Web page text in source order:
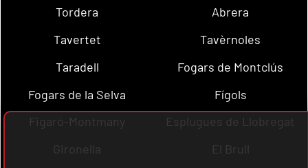
Tordera
Abrera
Tavertet
Tavèrnoles
Taradell
Fogars de Montclús
Fogars de la Selva
Fígols
Figaró-Montmany
Esplugues de Llobregat
Gironella
El Brull